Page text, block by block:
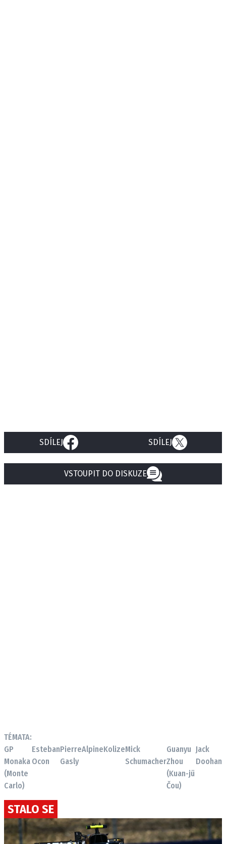
SDÍLEJ SDÍLEJ
VSTOUPIT DO DISKUZE
TÉMATA:
GP
Monaka
(Monte
Carlo)
Esteban
Ocon
Pierre
Gasly
AlpineKolizeMick
Schumacher
Guanyu
Zhou
(Kuan-jü
Čou)
Jack
Doohan
STALO SE